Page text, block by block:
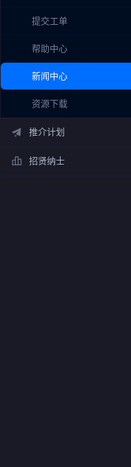
提交工单
帮助中心
新闻中心
资源下载
推介计划
招贤纳士